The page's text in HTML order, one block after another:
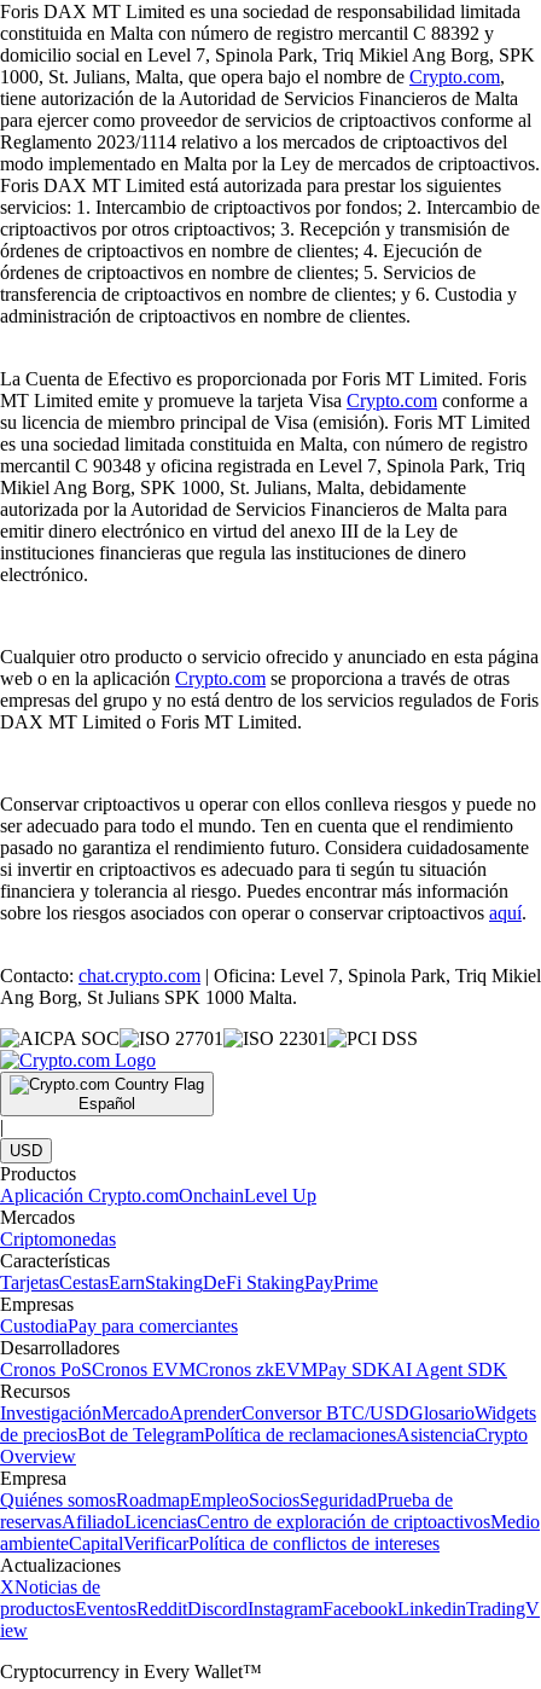
Foris DAX MT Limited es una sociedad de responsabilidad limitada
constituida en Malta con número de registro mercantil C 88392 y
domicilio social en Level 7, Spinola Park, Triq Mikiel Ang Borg, SPK
1000, St. Julians, Malta, que opera bajo el nombre de Crypto.com,
tiene autorización de la Autoridad de Servicios Financieros de Malta
para ejercer como proveedor de servicios de criptoactivos conforme al
Reglamento 2023/1114 relativo a los mercados de criptoactivos del
modo implementado en Malta por la Ley de mercados de criptoactivos.
Foris DAX MT Limited está autorizada para prestar los siguientes
servicios: 1. Intercambio de criptoactivos por fondos; 2. Intercambio de
criptoactivos por otros criptoactivos; 3. Recepción y transmisión de
órdenes de criptoactivos en nombre de clientes; 4. Ejecución de
órdenes de criptoactivos en nombre de clientes; 5. Servicios de
transferencia de criptoactivos en nombre de clientes; y 6. Custodia y
administración de criptoactivos en nombre de clientes.
La Cuenta de Efectivo es proporcionada por Foris MT Limited. Foris
MT Limited emite y promueve la tarjeta Visa Crypto.com conforme a
su licencia de miembro principal de Visa (emisión). Foris MT Limited
es una sociedad limitada constituida en Malta, con número de registro
mercantil C 90348 y oficina registrada en Level 7, Spinola Park, Triq
Mikiel Ang Borg, SPK 1000, St. Julians, Malta, debidamente
autorizada por la Autoridad de Servicios Financieros de Malta para
emitir dinero electrónico en virtud del anexo III de la Ley de
instituciones financieras que regula las instituciones de dinero
electrónico.
Cualquier otro producto o servicio ofrecido y anunciado en esta página
web o en la aplicación Crypto.com se proporciona a través de otras
empresas del grupo y no está dentro de los servicios regulados de Foris
DAX MT Limited o Foris MT Limited.
Conservar criptoactivos u operar con ellos conlleva riesgos y puede no
ser adecuado para todo el mundo. Ten en cuenta que el rendimiento
pasado no garantiza el rendimiento futuro. Considera cuidadosamente
si invertir en criptoactivos es adecuado para ti según tu situación
financiera y tolerancia al riesgo. Puedes encontrar más información
sobre los riesgos asociados con operar o conservar criptoactivos aquí.
Contacto: chat.crypto.com | Oficina: Level 7, Spinola Park, Triq Mikiel
Ang Borg, St Julians SPK 1000 Malta.
Español
|
USD
Productos
Aplicación Crypto.comOnchainLevel Up
Mercados
Criptomonedas
Características
TarjetasCestasEarnStakingDeFi StakingPayPrime
Empresas
CustodiaPay para comerciantes
Desarrolladores
Cronos PoSCronos EVMCronos zkEVMPay SDKAI Agent SDK
Recursos
InvestigaciónMercadoAprenderConversor BTC/USDGlosarioWidgets
de preciosBot de TelegramPolítica de reclamacionesAsistenciaCrypto
Overview
Empresa
Quiénes somosRoadmapEmpleoSociosSeguridadPrueba de
reservasAfiliadoLicenciasCentro de exploración de criptoactivosMedio
ambienteCapitalVerificarPolítica de conflictos de intereses
Actualizaciones
XNoticias de
productosEventosRedditDiscordInstagramFacebookLinkedinTradingV
iew
Cryptocurrency in Every Wallet™